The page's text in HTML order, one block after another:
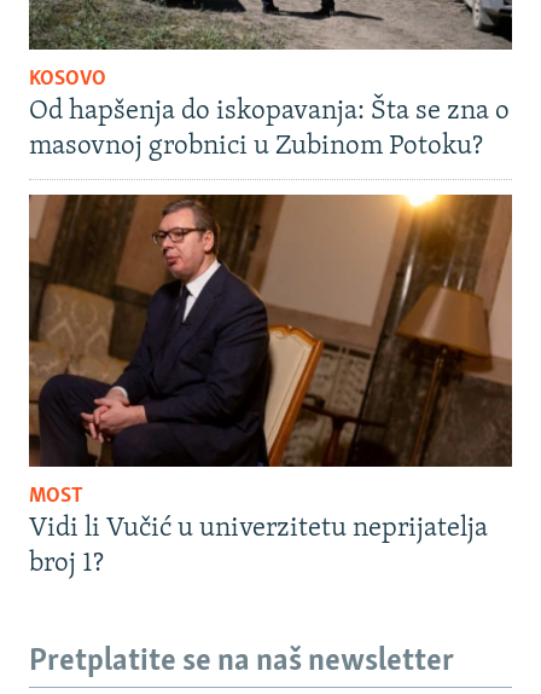
KOSOVO
Od hapšenja do iskopavanja: Šta se zna o
masovnoj grobnici u Zubinom Potoku?
MOST
Vidi li Vučić u univerzitetu neprijatelja
broj 1?
Pretplatite se na naš newsletter